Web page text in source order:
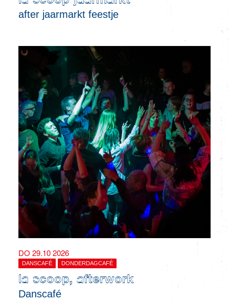
after jaarmarkt feestje
DO 29.10 2026
DANSCAFÉ DONDERDAGCAFÉ
la scoop, afterwork
Danscafé